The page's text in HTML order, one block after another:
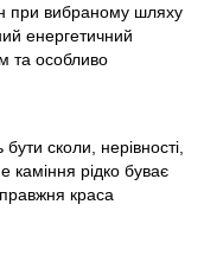
при вибраному шляху
енергетичний
та особливо
сколи, нерівності,
рідко буває
краса